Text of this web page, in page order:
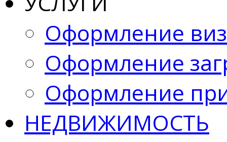
Оформление
Оформление
Оформление
НЕДВИЖИМОСТЬ